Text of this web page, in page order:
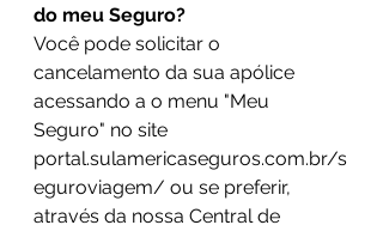
do meu Seguro?
Você pode solicitar o
cancelamento da sua apólice
acessando a o menu "Meu
Seguro" no site
portal.sulamericaseguros.com.br/s
eguroviagem/ ou se preferir,
através da nossa Central de